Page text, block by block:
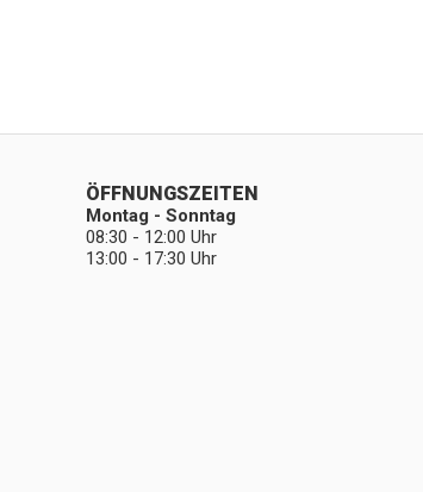
ÖFFNUNGSZEITEN
Montag - Sonntag
08:30 - 12:00 Uhr
13:00 - 17:30 Uhr